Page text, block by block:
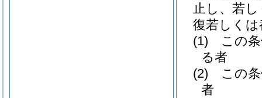
止し、若
復若しく
(1)
この
る者
(2)
この
者